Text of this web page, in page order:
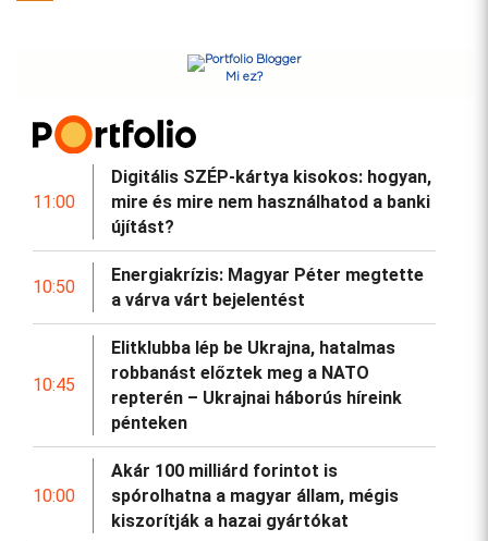
Mi ez?
11:00
Digitális SZÉP-kártya kisokos: hogyan,
mire és mire nem használhatod a banki
újítást?
10:50
Energiakrízis: Magyar Péter megtette
a várva várt bejelentést
10:45
Elitklubba lép be Ukrajna, hatalmas
robbanást előztek meg a NATO
repterén – Ukrajnai háborús híreink
pénteken
10:00
Akár 100 milliárd forintot is
spórolhatna a magyar állam, mégis
kiszorítják a hazai gyártókat